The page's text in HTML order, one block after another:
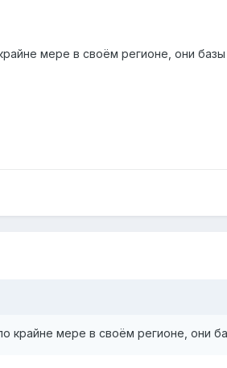
мере в своём регионе, они
крайне мере в своём регионе, они